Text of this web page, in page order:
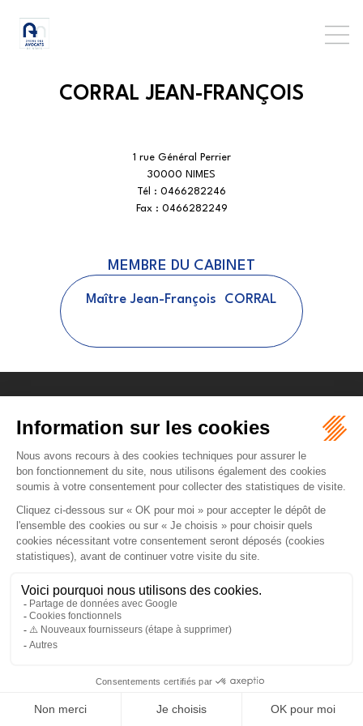
CORRAL JEAN-FRANÇOIS
1 rue Général Perrier
30000 NIMES
Tél : 0466282246
Fax : 0466282249
MEMBRE DU CABINET
Maître Jean-François CORRAL
16 rue Régale
30000 NÎMES
Tél :04 66 36 25 25
NOUS LOCALISER
PLAN DU SITE MENTIONS LÉGALES